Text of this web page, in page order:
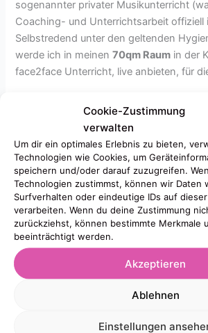
Cookie-Zustimmung
verwalten
Um dir ein optimales Erlebnis zu bieten,
Technologien wie Cookies, um
speichern und/oder darauf zuzugreifen.
Technologien zustimmst, können wir Daten
Surfverhalten oder eindeutige IDs auf
verarbeiten. Wenn du deine Zustimmung
zurückziehst, können bestimmte Merkmale
beeinträchtigt werden.
Akzeptieren
Ablehnen
Einstellungen
sogenannter privater Musikunterricht
Coaching- und Unterrichtsarbeit offiziell
Selbstredend unter den geltenden
werde ich in meinen70qm Raum in der
face2face Unterricht, live anbieten, für
hier der Link zum Verband, einfach
♥ Must Haves sind weiterhin
sie zB in Stuttgart auch in den
getragen werden müssen,die können
abgesetzt werden. Es gibt einen
Spuckschutz,viel Abstand(weit mehr
wissenschaftlich geprüften 2,5m) , den
einzeln
betreten
Händewaschenund/oder
regelmässiges Lüften wird gesorgt.